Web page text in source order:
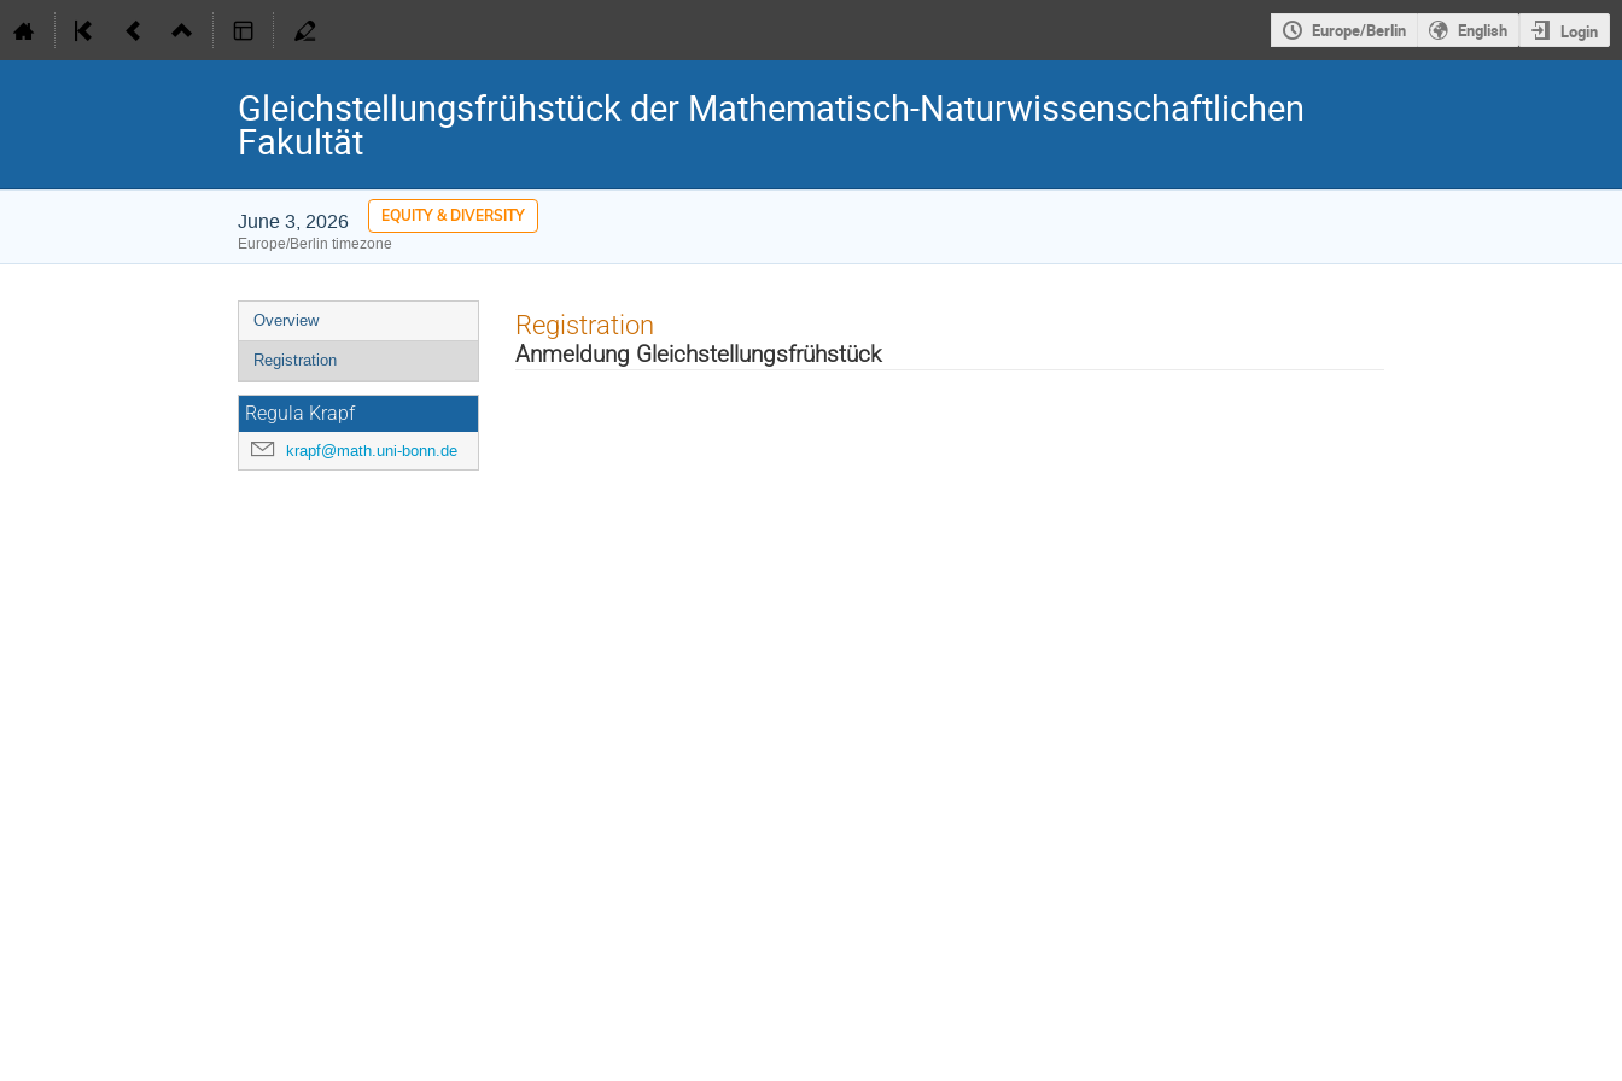
Europe/Berlin English Login
Gleichstellungsfrühstück der Mathematisch-Naturwissenschaftlichen
Fakultät
June 3, 2026 EQUITY & DIVERSITY
Europe/Berlin timezone
Event
menu
Overview
Registration
Regula Krapf
krapf@math.uni-bonn.de
Registration
Anmeldung Gleichstellungsfrühstück